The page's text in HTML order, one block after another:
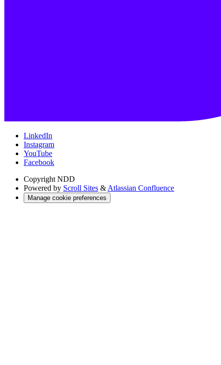
LinkedIn
Instagram
YouTube
Facebook
Copyright NDD
Powered by Scroll Sites & Atlassian Confluence
Manage cookie preferences